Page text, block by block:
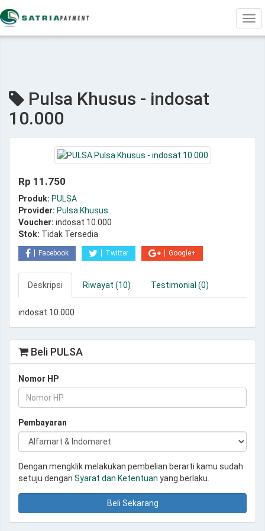
Pulsa Khusus - indosat
10.000
Rp 11.750
Produk: PULSA
Provider: Pulsa Khusus
Voucher: indosat 10.000
Stok: Tidak Tersedia
Facebook Twitter Google+
Deskripsi Riwayat (10) Testimonial (0)
indosat 10.000
Beli PULSA
Nomor HP
Pembayaran
Dengan mengklik melakukan pembelian berarti kamu sudah
setuju dengan Syarat dan Ketentuan yang berlaku.
Beli Sekarang